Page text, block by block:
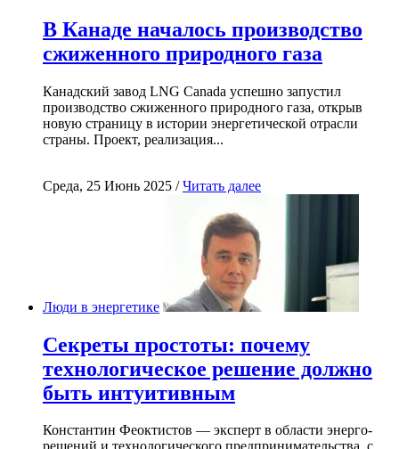
В Канаде началось производство
сжиженного природного газа
Канадский завод LNG Canada успешно запустил
производство сжиженного природного газа, открыв
новую страницу в истории энергетической отрасли
страны. Проект, реализация...
Среда, 25 Июнь 2025 /Читать далее
Люди в энергетике
Секреты простоты: почему
технологическое решение должно
быть интуитивным
Константин Феоктистов — эксперт в области энерго-